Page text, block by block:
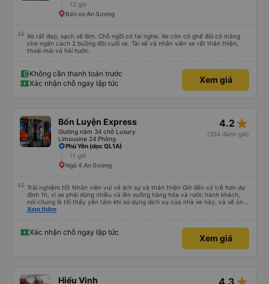
12 giờ
Bến xe An Sương
Xe rất đẹp, sạch sẽ lắm. Chỗ ngồi có tai nghe. Xe còn có ghế đôi có màng
che ngăn cách 2 buồng đôi cuối xe. Tài xế và nhân viên xe rất thân thiện,
thoải mái và hài hước.
Không cần thanh toán trước
Xác nhận chỗ ngay lập tức
Xem giá
Bốn Luyện Express
Giường nằm 34 chỗ Luxury
Limousine 24 Phòng
4.2 star_rate
(554 đánh giá)
Phú Yên (dọc QL1A)
11 giờ
Ngã 4 An Sương
Trải nghiệm tốt Nhân viên vui vẻ lịch sự và thân thiện Giờ đến có trễ hơn dự
định 1h, vì xe phải dừng nhiều và lên xuống hàng hóa và rước hành khách,
nói chung là tối thấy yên tâm khi sử dụng dịch vụ của nhà xe này, và sẽ ủng
hộ và giới thiệu cho người thân sử dụng dịch vụ của nhà xe này
Xem thêm
Xác nhận chỗ ngay lập tức
Xem giá
Hiếu Vinh 4.3